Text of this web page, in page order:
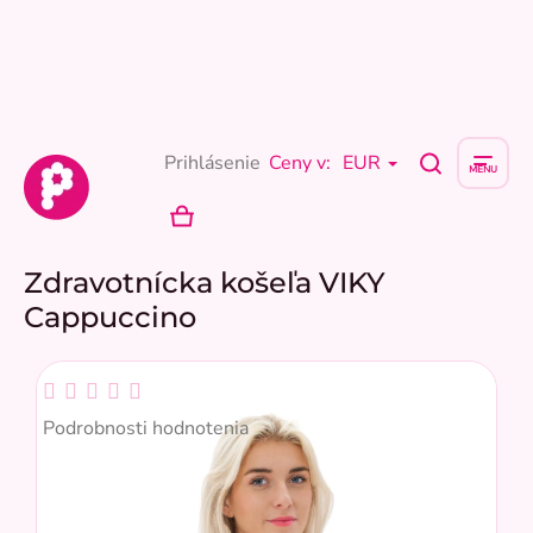
Ceny v: EUR
Prihlásenie
NÁKUPNÝ
Zdravotnícka košeľa VIKY
Cappuccino
Priemerné
hodnotenie
Podrobnosti hodnotenia